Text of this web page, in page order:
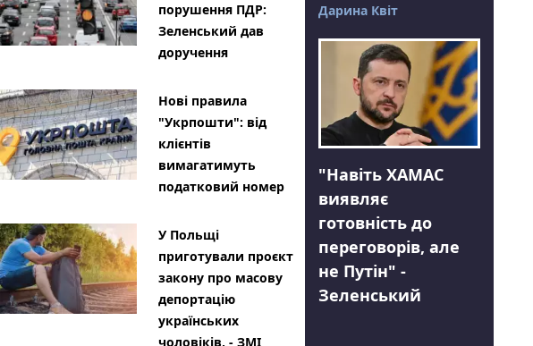
порушення ПДР:
Зеленський дав
доручення
Нові правила
"Укрпошти": від
клієнтів
вимагатимуть
податковий номер
У Польщі
приготували проєкт
закону про масову
депортацію
українських
чоловіків, - ЗМІ
Дарина Квіт
"Навіть ХАМАС
виявляє
готовність до
переговорів, але
не Путін" -
Зеленський